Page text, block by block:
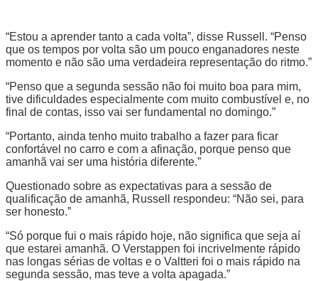
“Estou a aprender tanto a cada volta”, disse Russell. “Penso
que os tempos por volta são um pouco enganadores neste
momento e não são uma verdadeira representação do ritmo.”
“Penso que a segunda sessão não foi muito boa para mim,
tive dificuldades especialmente com muito combustível e, no
final de contas, isso vai ser fundamental no domingo.”
“Portanto, ainda tenho muito trabalho a fazer para ficar
confortável no carro e com a afinação, porque penso que
amanhã vai ser uma história diferente.”
Questionado sobre as expectativas para a sessão de
qualificação de amanhã, Russell respondeu: “Não sei, para
ser honesto.”
“Só porque fui o mais rápido hoje, não significa que seja aí
que estarei amanhã. O Verstappen foi incrivelmente rápido
nas longas sérias de voltas e o Valtteri foi o mais rápido na
segunda sessão, mas teve a volta apagada.”